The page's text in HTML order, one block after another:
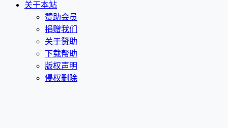
关于本站
赞助会员
捐赠我们
关于赞助
下载帮助
版权声明
侵权删除